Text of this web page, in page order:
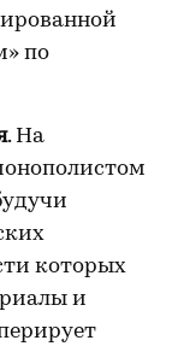
по
. На
которых
и